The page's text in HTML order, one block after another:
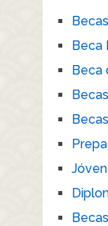
Beca
Beca